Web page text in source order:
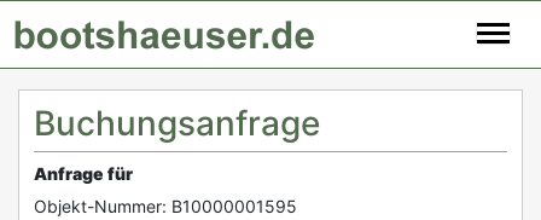
Buchungsanfrage
Anfrage für
Objekt-Nummer: B10000001595